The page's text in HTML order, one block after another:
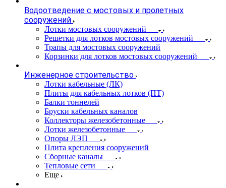
Водоотведение с мостовых и пролетных
сооружений
Лотки мостовых сооружений
Решетки для лотков мостовых сооружений
Трапы для мостовых сооружений
Корзинки для лотков мостовых сооружений
Инженерное строительство
Лотки кабельные (ЛК)
Плиты для кабельных лотков (ПТ)
Балки тоннелей
Бруски кабельных каналов
Коллекторы железобетонные
Лотки железобетонные
Опоры ЛЭП
Плита крепления сооружений
Сборные каналы
Тепловые сети
Еще